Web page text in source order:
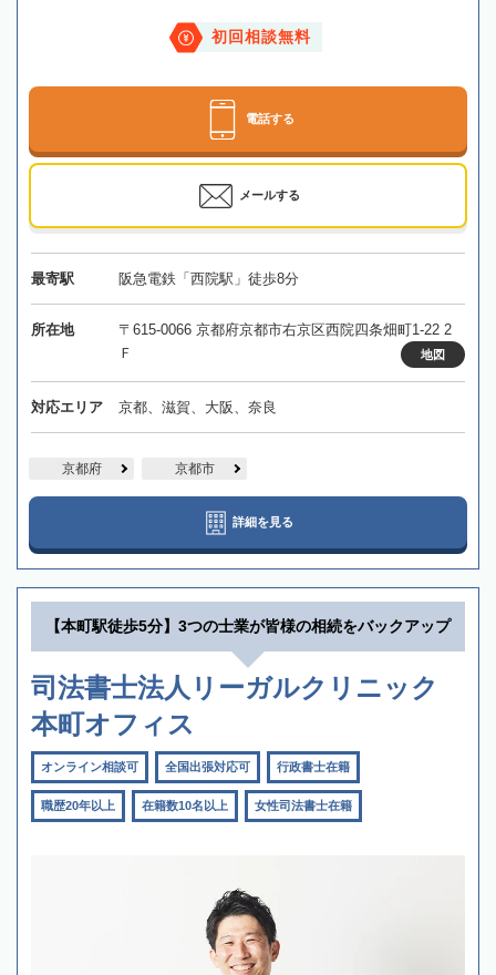
初回相談無料
電話する
メールする
最寄駅 阪急電鉄「西院駅」徒歩8分
所在地
〒615-0066 京都府京都市右京区西院四条畑町1-22 2
Ｆ
地図
対応エリア 京都、滋賀、大阪、奈良
京都府 京都市
詳細を見る
【本町駅徒歩5分】3つの士業が皆様の相続をバックアップ
司法書士法人リーガルクリニック
本町オフィス
オンライン相談可 全国出張対応可 行政書士在籍
職歴20年以上 在籍数10名以上 女性司法書士在籍